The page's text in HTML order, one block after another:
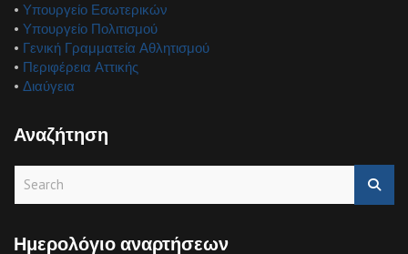
• Υπουργείο Εσωτερικών
• Υπουργείο Πολιτισμού
• Γενική Γραμματεία Αθλητισμού
• Περιφέρεια Αττικής
• Διαύγεια
Αναζήτηση
Ημερολόγιο αναρτήσεων